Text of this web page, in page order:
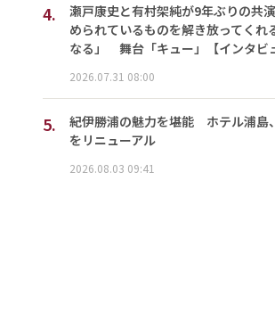
4.
瀬戸康史と有村架純が9年ぶりの共
められているものを解き放ってくれ
なる」 舞台「キュー」【インタビ
2026.07.31 08:00
5.
紀伊勝浦の魅力を堪能 ホテル浦島
をリニューアル
2026.08.03 09:41